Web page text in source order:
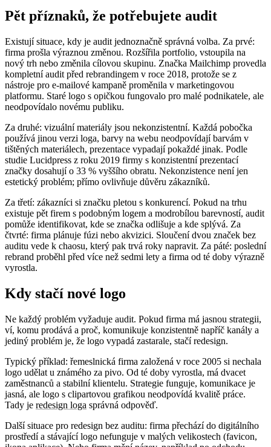
Pět příznaků, že potřebujete audit
Existují situace, kdy je audit jednoznačně správná volba. Za prvé:
firma prošla výraznou změnou. Rozšířila portfolio, vstoupila na
nový trh nebo změnila cílovou skupinu. Značka Mailchimp provedla
kompletní audit před rebrandingem v roce 2018, protože se z
nástroje pro e-mailové kampaně proměnila v marketingovou
platformu. Staré logo s opičkou fungovalo pro malé podnikatele, ale
neodpovídalo novému publiku.
Za druhé: vizuální materiály jsou nekonzistentní. Každá pobočka
používá jinou verzi loga, barvy na webu neodpovídají barvám v
tištěných materiálech, prezentace vypadají pokaždé jinak. Podle
studie Lucidpress z roku 2019 firmy s konzistentní prezentací
značky dosahují o 33 % vyššího obratu. Nekonzistence není jen
estetický problém; přímo ovlivňuje důvěru zákazníků.
Za třetí: zákazníci si značku pletou s konkurencí. Pokud na trhu
existuje pět firem s podobným logem a modrobílou barevností, audit
pomůže identifikovat, kde se značka odlišuje a kde splývá. Za
čtvrté: firma plánuje fúzi nebo akvizici. Sloučení dvou značek bez
auditu vede k chaosu, který pak trvá roky napravit. Za páté: poslední
rebrand proběhl před více než sedmi lety a firma od té doby výrazně
vyrostla.
Kdy stačí nové logo
Ne každý problém vyžaduje audit. Pokud firma má jasnou strategii,
ví, komu prodává a proč, komunikuje konzistentně napříč kanály a
jediný problém je, že logo vypadá zastarale, stačí redesign.
Typický příklad: řemeslnická firma založená v roce 2005 si nechala
logo udělat u známého za pivo. Od té doby vyrostla, má dvacet
zaměstnanců a stabilní klientelu. Strategie funguje, komunikace je
jasná, ale logo s clipartovou grafikou neodpovídá kvalitě práce.
Tady je redesign loga správná odpověď.
Další situace pro redesign bez auditu: firma přechází do digitálního
prostředí a stávající logo nefunguje v malých velikostech (favicon,